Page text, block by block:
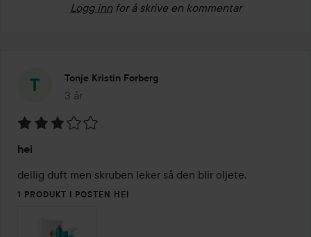
Logg inn for å skrive en kommentar
Tonje Kristin Forberg
3 år
Innlegget ble opprettet 3 år
3
av
5
hei
deilig duft men skruben leker så den blir oljete.
1 PRODUKT I POSTEN HEI